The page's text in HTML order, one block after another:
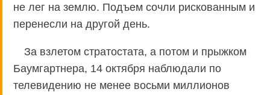
не лег на землю. Подъем сочли рискованным и
перенесли на другой день.
За взлетом стратостата, а потом и прыжком
Баумгартнера, 14 октября наблюдали по
телевидению не менее восьми миллионов